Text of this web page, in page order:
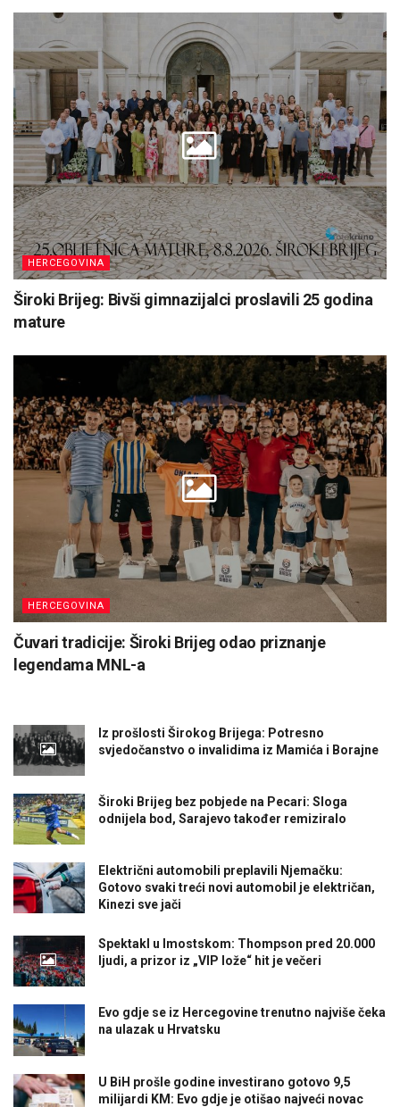
HERCEGOVINA
Široki Brijeg: Bivši gimnazijalci proslavili 25 godina
mature
HERCEGOVINA
Čuvari tradicije: Široki Brijeg odao priznanje
legendama MNL-a
Iz prošlosti Širokog Brijega: Potresno
svjedočanstvo o invalidima iz Mamića i Borajne
Široki Brijeg bez pobjede na Pecari: Sloga
odnijela bod, Sarajevo također remiziralo
Električni automobili preplavili Njemačku:
Gotovo svaki treći novi automobil je električan,
Kinezi sve jači
Spektakl u Imostskom: Thompson pred 20.000
ljudi, a prizor iz „VIP lože“ hit je večeri
Evo gdje se iz Hercegovine trenutno najviše čeka
na ulazak u Hrvatsku
U BiH prošle godine investirano gotovo 9,5
milijardi KM: Evo gdje je otišao najveći novac